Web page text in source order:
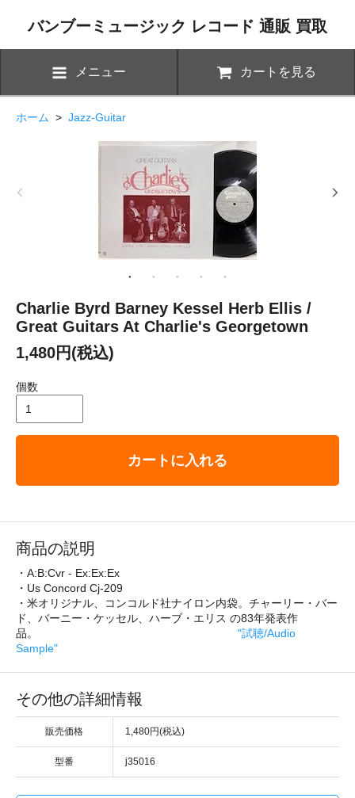
バンブーミュージック レコード 通販 買取
メニュー カートを見る
ホーム > Jazz-Guitar
Charlie Byrd Barney Kessel Herb Ellis /
Great Guitars At Charlie's Georgetown
1,480円(税込)
個数
カートに入れる
商品の説明
・A:B:Cvr - Ex:Ex:Ex
・Us Concord Cj-209
・米オリジナル、コンコルド社ナイロン内袋。チャーリー・バー
ド、バーニー・ケッセル、ハーブ・エリス の83年発表作
品。 "試聴/Audio
Sample"
その他の詳細情報
販売価格 1,480円(税込)
型番 j35016